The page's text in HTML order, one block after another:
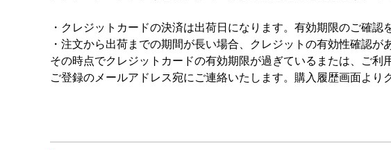
・クレジットカードの決済は出荷日になります。有効期限のご確認
・注文から出荷までの期間が長い場合、クレジットの有効性確認が
その時点でクレジットカードの有効期限が過ぎているまたは、ご利
ご登録のメールアドレス宛にご連絡いたします。購入履歴画面より